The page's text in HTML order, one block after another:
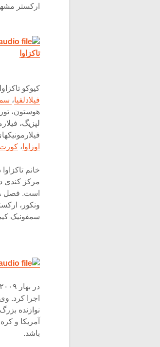
ارکستر
تاکزاوا
کیوکو
فیلادلفیا،
هوستون،
لپزیگ،
اوزاوا ، کورت
خانم
مرکز کندی
ونکور،
سمفونیک
در بهار ۲۰۰۹ به همراه ارکستر سمفونیک استرالیا در استرالیا و ژاپن،
اجرا کرد.
نوازنده
آمریکا و
باشد.